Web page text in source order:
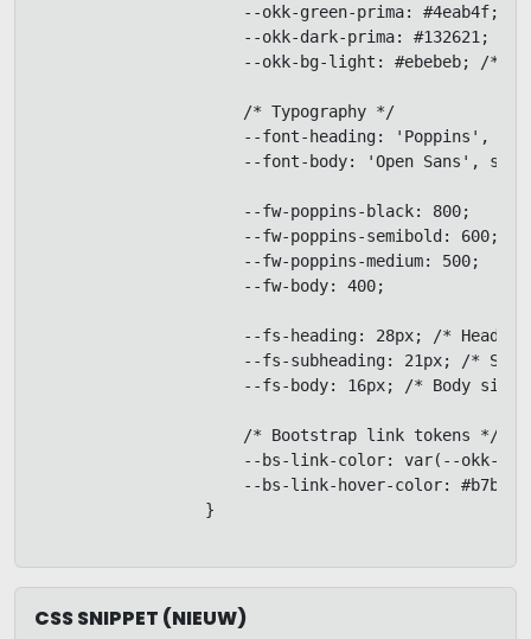
--okk-green-prima: #4eab4f; /
--okk-dark-prima: #132621; /*
--okk-bg-light: #ebebeb; /*
                      /* Typography */
--font-heading: 'Poppins',
--font-body: 'Open Sans',
                      --fw-poppins-black: 800;
                      --fw-poppins-semibold: 600;
                      --fw-poppins-medium: 500;
                      --fw-body: 400;
--fs-heading: 28px; /*
--fs-subheading: 21px; /*
--fs-body: 16px; /* Body size
                      /* Bootstrap link tokens */
--bs-link-color: var(--okk-
--bs-link-hover-color:
                  }
CSS SNIPPET (NIEUW)